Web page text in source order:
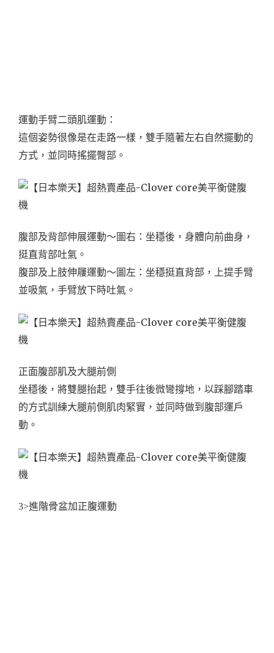
運動手臂二頭肌運動：
這個姿勢很像是在走路一樣，雙手隨著左右自然擺動的
方式，並同時搖擺臀部。
腹部及背部伸展運動～圖右：坐穩後，身體向前曲身，
挺直背部吐氣。
腹部及上肢伸屨運動～圖左：坐穩挺直背部，上提手臂
並吸氣，手臂放下時吐氣。
正面腹部肌及大腿前側
坐穩後，將雙腿抬起，雙手往後微彎撐地，以踩腳踏車
的方式訓練大腿前側肌肉緊實，並同時做到腹部運戶
動。
3>進階骨盆加正腹運動